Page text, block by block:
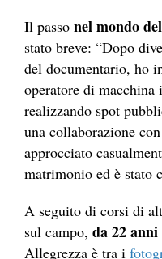
Il passo nel mondo
stato breve: “Dopo
del documentario, ho
operatore di
realizzando spot
una collaborazione
approcciato
matrimonio ed è stato
A seguito di corsi di
sul campo, da 22 anni
Allegrezza è tra i